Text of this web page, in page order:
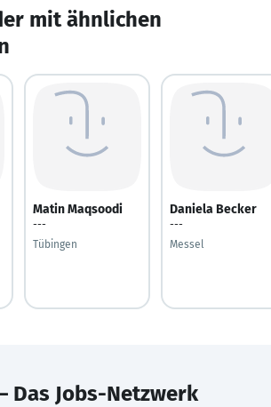
mit ähnlichen
Matin Maqsoodi
---
Tübingen
Daniela Becker
---
Messel
Das Jobs-Netzwerk